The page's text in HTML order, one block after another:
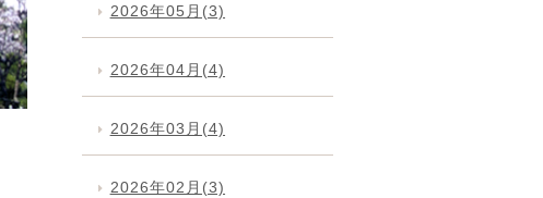
2026年05月(3)
2026年04月(4)
2026年03月(4)
2026年02月(3)